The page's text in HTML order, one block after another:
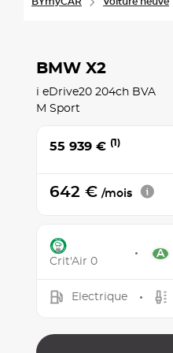
BMW X2
i eDrive20 204ch BVA
M Sport
55 939 € (1)
642 € /mois
Crit'Air 0
Electrique